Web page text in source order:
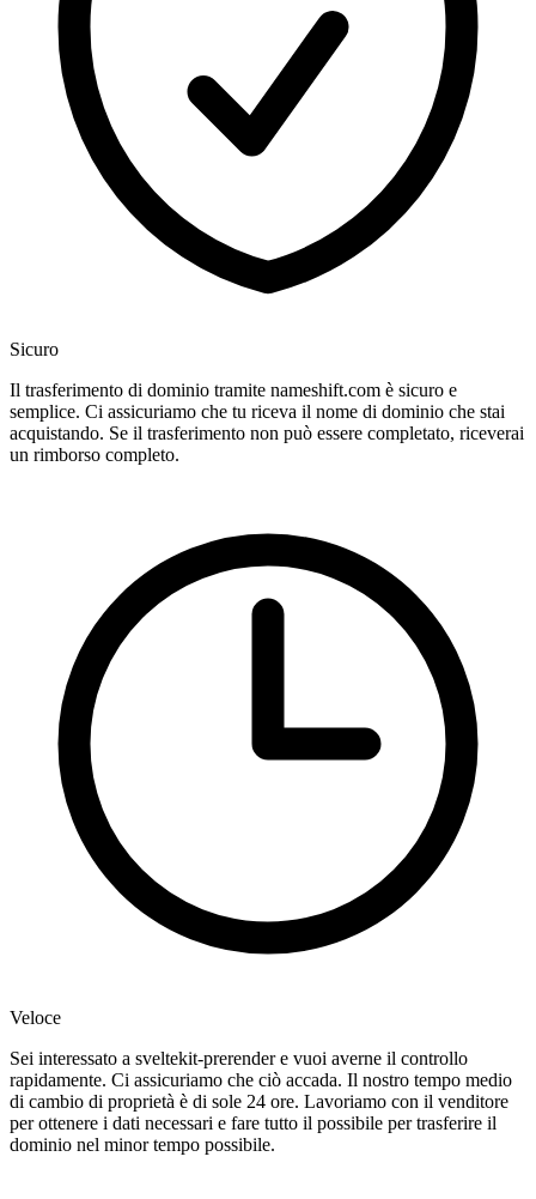
Sicuro
Il trasferimento di dominio tramite nameshift.com è sicuro e
semplice. Ci assicuriamo che tu riceva il nome di dominio che stai
acquistando. Se il trasferimento non può essere completato, riceverai
un rimborso completo.
Veloce
Sei interessato a sveltekit-prerender e vuoi averne il controllo
rapidamente. Ci assicuriamo che ciò accada. Il nostro tempo medio
di cambio di proprietà è di sole 24 ore. Lavoriamo con il venditore
per ottenere i dati necessari e fare tutto il possibile per trasferire il
dominio nel minor tempo possibile.